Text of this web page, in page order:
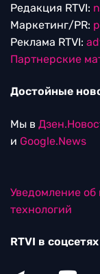
Редакция RTVI:
Маркетинг/PR:
Реклама RTVI:
Партнерские
Достойные
Мы в
и Google.News
Уведомление об
технологий
RTVI в соцсетях